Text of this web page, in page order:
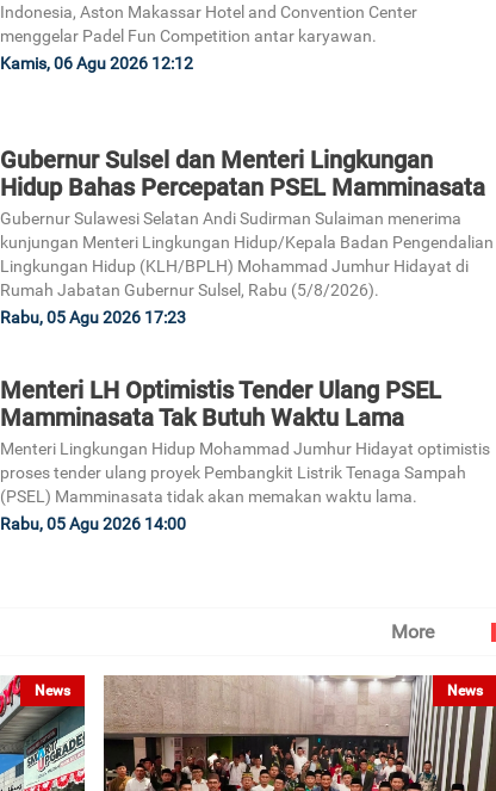
Indonesia, Aston Makassar Hotel and Convention Center
menggelar Padel Fun Competition antar karyawan.
Kamis, 06 Agu 2026 12:12
Gubernur Sulsel dan Menteri Lingkungan
Hidup Bahas Percepatan PSEL Mamminasata
Gubernur Sulawesi Selatan Andi Sudirman Sulaiman menerima
kunjungan Menteri Lingkungan Hidup/Kepala Badan Pengendalian
Lingkungan Hidup (KLH/BPLH) Mohammad Jumhur Hidayat di
Rumah Jabatan Gubernur Sulsel, Rabu (5/8/2026).
Rabu, 05 Agu 2026 17:23
Menteri LH Optimistis Tender Ulang PSEL
Mamminasata Tak Butuh Waktu Lama
Menteri Lingkungan Hidup Mohammad Jumhur Hidayat optimistis
proses tender ulang proyek Pembangkit Listrik Tenaga Sampah
(PSEL) Mamminasata tidak akan memakan waktu lama.
Rabu, 05 Agu 2026 14:00
More
News News